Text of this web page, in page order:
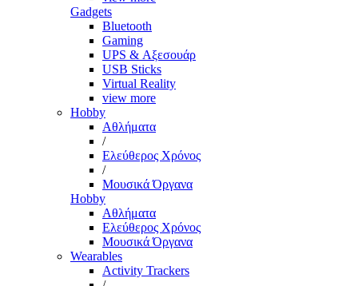
Gadgets
Bluetooth
Gaming
UPS & Αξεσουάρ
USB Sticks
Virtual Reality
view more
Hobby
Αθλήματα
/
Ελεύθερος Χρόνος
/
Μουσικά Όργανα
Hobby
Αθλήματα
Ελεύθερος Χρόνος
Μουσικά Όργανα
Wearables
Activity Trackers